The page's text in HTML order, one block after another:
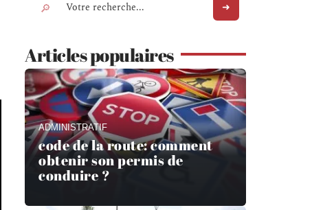
Articles populaires
ADMINISTRATIF
code de la route: comment
obtenir son permis de
conduire ?